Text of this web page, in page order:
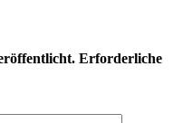
Erforderliche